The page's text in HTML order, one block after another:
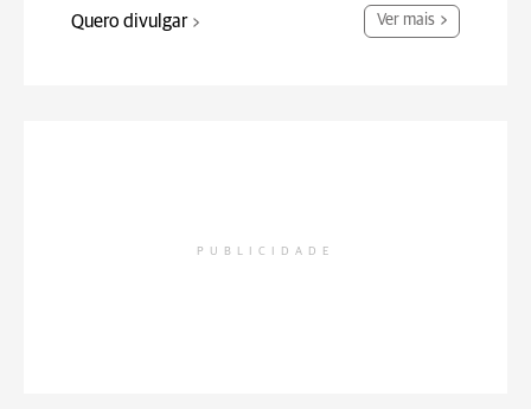
Quero divulgar Ver mais
PUBLICIDADE